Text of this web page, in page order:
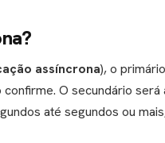
assíncrona), o
O secundário será
até segundos ou